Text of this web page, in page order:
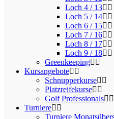
Loch 4 / 13
Loch 5 / 14
Loch 6 / 15
Loch 7 / 16
Loch 8 / 17
Loch 9 / 18
Greenkeeping
Kursangebote
Schnupperkurse
Platzreifekurse
Golf Professionals
Turniere
Turniere